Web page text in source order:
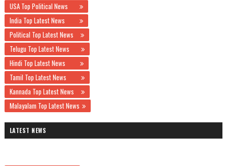
USA Top Political News
India Top Latest News
Political Top Latest News
Telugu Top Latest News
Hindi Top Latest News
Tamil Top Latest News
Kannada Top Latest News
Malayalam Top Latest News
LATEST NEWS